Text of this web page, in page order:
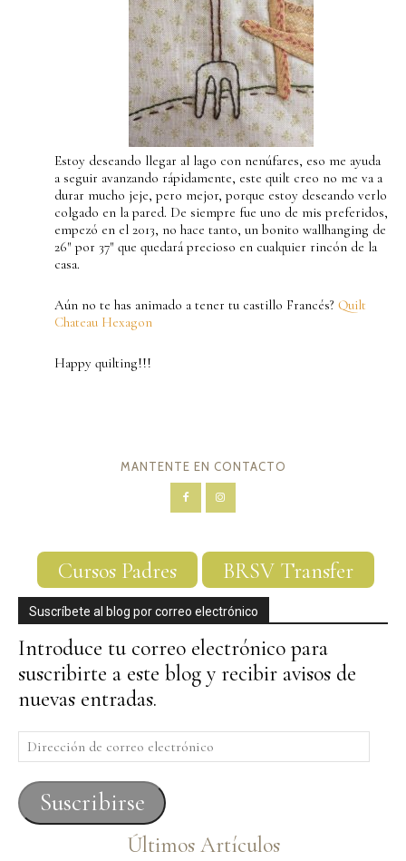
Estoy deseando llegar al lago con nenúfares, eso me ayuda
a seguir avanzando rápidamente, este quilt creo no me va a
durar mucho jeje, pero mejor, porque estoy deseando verlo
colgado en la pared. De siempre fue uno de mis preferidos,
empezó en el 2013, no hace tanto, un bonito wallhanging de
26″ por 37″ que quedará precioso en cualquier rincón de la
casa.
Aún no te has animado a tener tu castillo Francés? Quilt
Chateau Hexagon
Happy quilting!!!
MANTENTE EN CONTACTO
Cursos Padres BRSV Transfer
Suscríbete al blog por correo electrónico
Introduce tu correo electrónico para
suscribirte a este blog y recibir avisos de
nuevas entradas.
Dirección
de
correo
electrónico
Suscribirse
Últimos Artículos